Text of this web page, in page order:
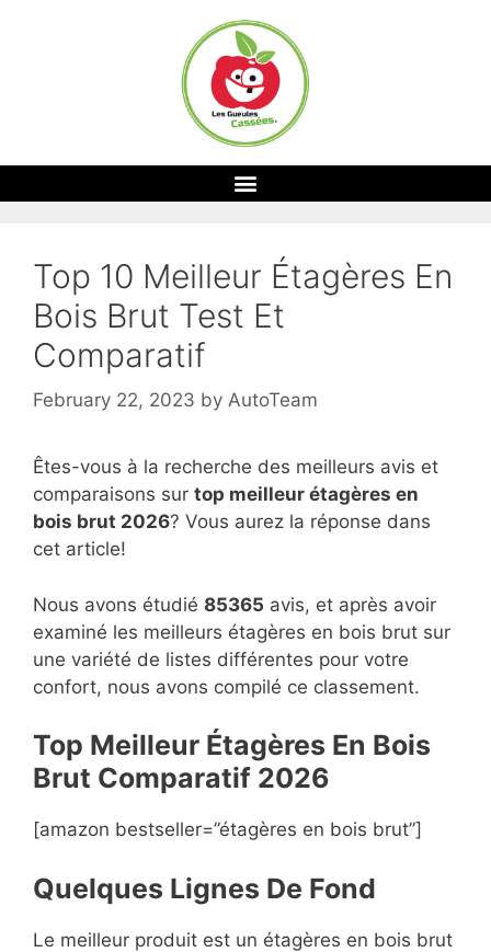
Top 10 Meilleur Étagères En
Bois Brut Test Et
Comparatif
February 22, 2023 by AutoTeam
Êtes-vous à la recherche des meilleurs avis et
comparaisons sur top meilleur étagères en
bois brut 2026? Vous aurez la réponse dans
cet article!
Nous avons étudié 85365 avis, et après avoir
examiné les meilleurs étagères en bois brut sur
une variété de listes différentes pour votre
confort, nous avons compilé ce classement.
Top Meilleur Étagères En Bois
Brut Comparatif 2026
[amazon bestseller=”étagères en bois brut”]
Quelques Lignes De Fond
Le meilleur produit est un étagères en bois brut